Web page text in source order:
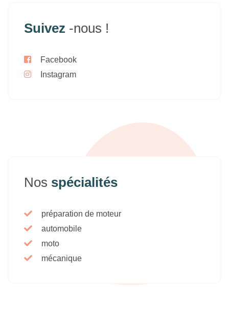
Suivez -nous !
Facebook
Instagram
Nos spécialités
préparation de moteur
automobile
moto
mécanique